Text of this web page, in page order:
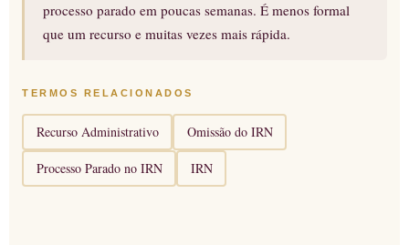
processo parado em poucas semanas. É menos formal
que um recurso e muitas vezes mais rápida.
TERMOS RELACIONADOS
Recurso Administrativo Omissão do IRN
Processo Parado no IRN IRN